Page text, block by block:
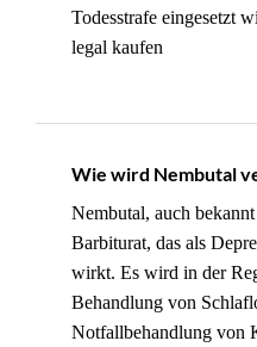
Todesstrafe eingesetzt
legal kaufen
Wie wird Nembutal
Nembutal, auch
Barbiturat, das als
wirkt. Es wird in der
Behandlung von
Notfallbehandlung von